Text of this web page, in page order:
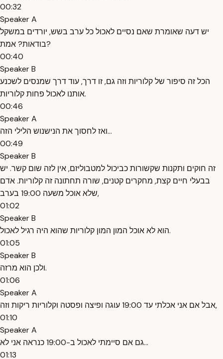
00:32
Speaker A
יש דעה שאומרת שאם נסיים לאכול כל ערב בשש, יורדים במשקל
בודאות? אמת?
00:40
Speaker B
הכל זה סיפור של קלוריות וזה גם, זו דרך, עוד דרך שמנסים לשכנע
אותנו לאכול פחות קלוריות.
00:46
Speaker A
ואז לחסוך את הנישנוש הלילי הזה...
00:49
Speaker B
זה חוקים ותקנות שקשורות כביכול למטבוליזם, אין לזה שום קשר. יש
בבעלי חיים קצת, מחקרים קטנים, שורה תחתונה זה קלוריות. אדם
שלא אוכל משעה 19:00 בערב,
01:02
Speaker B
הוא לא אוכל המון המון קלוריות שהוא היה רגיל לאכול.
01:05
Speaker B
ולכן הוא מרזה.
01:06
Speaker A
אבל אם אני אכלתי עד 19:00 עוגה ופיצה ופסטה וקלוריות ריקות וזה,
01:10
Speaker A
גם אם סיימתי לאכול ב-19:00 כנראה אני לא...
01:13